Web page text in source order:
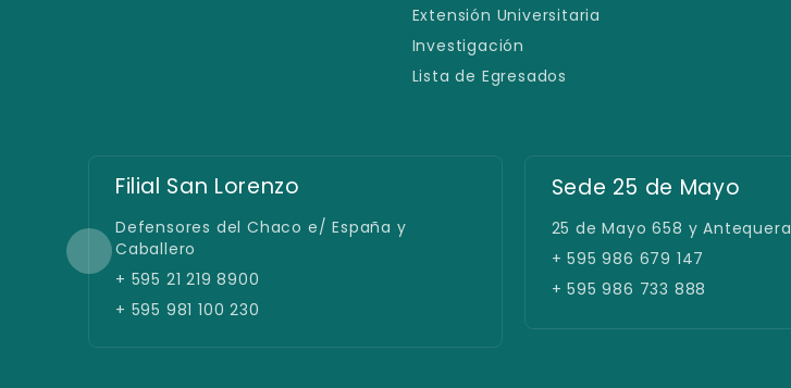
Extensión Universitaria
Investigación
Lista de Egresados
Filial San Lorenzo
Defensores del Chaco e/ España y
Caballero
+ 595 21 219 8900
+ 595 981 100 230
Sede 25 de Mayo
25 de Mayo 658 y Antequera
+ 595 986 679 147
+ 595 986 733 888